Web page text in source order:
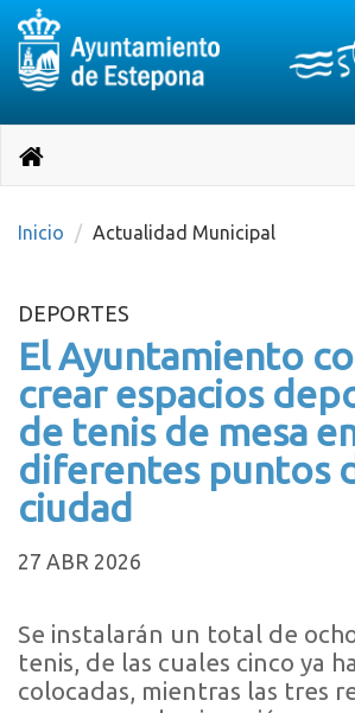
página
Destino:
Volver
inicio
Inicio Actualidad Municipal
DEPORTES
El Ayuntamiento
crear espacios
de tenis de mesa
diferentes puntos
ciudad
27 ABR 2026
Se instalarán un total de
tenis, de las cuales cinco ya
colocadas, mientras las tres